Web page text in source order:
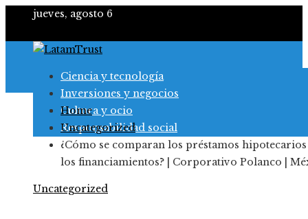
jueves, agosto 6
Ciencia y tecnología
Inversiones y negocios
Cultura y ocio
Responsabilidad social
Home
Uncategorized
¿Cómo se comparan los préstamos
los financiamientos? | Corporativo Polanco |
Uncategorized